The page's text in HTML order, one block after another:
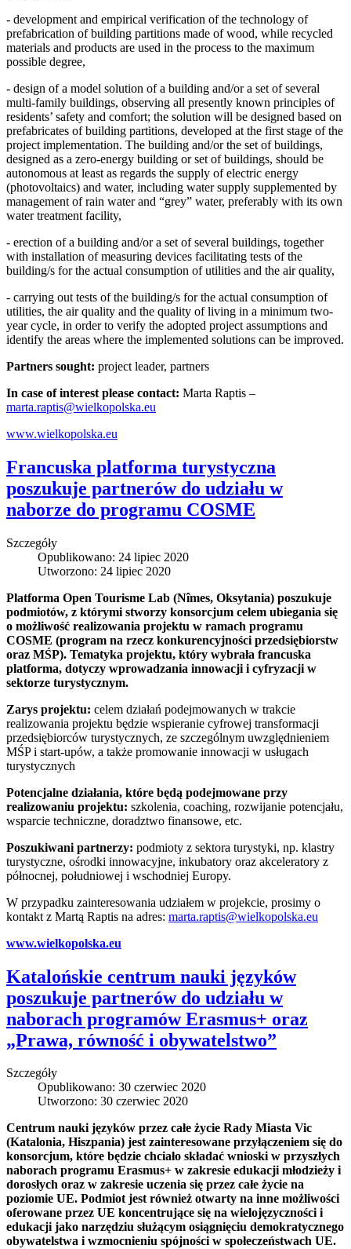
- development and empirical verification of the technology of
prefabrication of building partitions made of wood, while recycled
materials and products are used in the process to the maximum
possible degree,
- design of a model solution of a building and/or a set of several
multi-family buildings, observing all presently known principles of
residents’ safety and comfort; the solution will be designed based on
prefabricates of building partitions, developed at the first stage of the
project implementation. The building and/or the set of buildings,
designed as a zero-energy building or set of buildings, should be
autonomous at least as regards the supply of electric energy
(photovoltaics) and water, including water supply supplemented by
management of rain water and “grey” water, preferably with its own
water treatment facility,
- erection of a building and/or a set of several buildings, together
with installation of measuring devices facilitating tests of the
building/s for the actual consumption of utilities and the air quality,
- carrying out tests of the building/s for the actual consumption of
utilities, the air quality and the quality of living in a minimum two-
year cycle, in order to verify the adopted project assumptions and
identify the areas where the implemented solutions can be improved.
Partners sought: project leader, partners
In case of interest please contact: Marta Raptis –
marta.raptis@wielkopolska.eu
www.wielkopolska.eu
Francuska platforma turystyczna
poszukuje partnerów do udziału w
naborze do programu COSME
Szczegóły
Opublikowano: 24 lipiec 2020
Utworzono: 24 lipiec 2020
Platforma Open Tourisme Lab (Nîmes, Oksytania) poszukuje
podmiotów, z którymi stworzy konsorcjum celem ubiegania się
o możliwość realizowania projektu w ramach programu
COSME (program na rzecz konkurencyjności przedsiębiorstw
oraz MŚP). Tematyka projektu, który wybrała francuska
platforma, dotyczy wprowadzania innowacji i cyfryzacji w
sektorze turystycznym.
Zarys projektu: celem działań podejmowanych w trakcie
realizowania projektu będzie wspieranie cyfrowej transformacji
przedsiębiorców turystycznych, ze szczególnym uwzględnieniem
MŚP i start-upów, a także promowanie innowacji w usługach
turystycznych
Potencjalne działania, które będą podejmowane przy
realizowaniu projektu: szkolenia, coaching, rozwijanie potencjału,
wsparcie techniczne, doradztwo finansowe, etc.
Poszukiwani partnerzy: podmioty z sektora turystyki, np. klastry
turystyczne, ośrodki innowacyjne, inkubatory oraz akceleratory z
północnej, południowej i wschodniej Europy.
W przypadku zainteresowania udziałem w projekcie, prosimy o
kontakt z Martą Raptis na adres: marta.raptis@wielkopolska.eu
www.wielkopolska.eu
Katalońskie centrum nauki języków
poszukuje partnerów do udziału w
naborach programów Erasmus+ oraz
„Prawa, równość i obywatelstwo”
Szczegóły
Opublikowano: 30 czerwiec 2020
Utworzono: 30 czerwiec 2020
Centrum nauki języków przez całe życie Rady Miasta Vic
(Katalonia, Hiszpania) jest zainteresowane przyłączeniem się do
konsorcjum, które będzie chciało składać wnioski w przyszłych
naborach programu Erasmus+ w zakresie edukacji młodzieży i
dorosłych oraz w zakresie uczenia się przez całe życie na
poziomie UE. Podmiot jest również otwarty na inne możliwości
oferowane przez UE koncentrujące się na wielojęzyczności i
edukacji jako narzędziu służącym osiągnięciu demokratycznego
obywatelstwa i wzmocnieniu spójności w społeczeństwach UE.